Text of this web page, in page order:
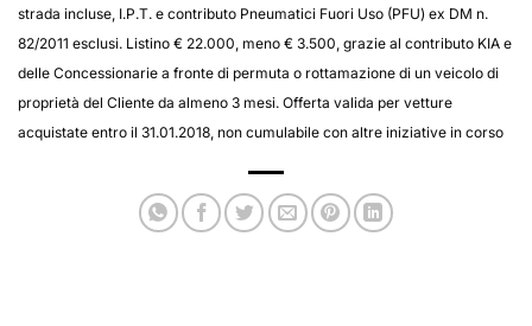
strada incluse, I.P.T. e contributo Pneumatici Fuori Uso (PFU) ex DM n.
82/2011 esclusi. Listino € 22.000, meno € 3.500, grazie al contributo KIA e
delle Concessionarie a fronte di permuta o rottamazione di un veicolo di
proprietà del Cliente da almeno 3 mesi. Offerta valida per vetture
acquistate entro il 31.01.2018, non cumulabile con altre iniziative in corso